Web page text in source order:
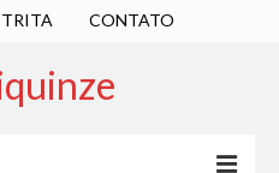
CONTATO